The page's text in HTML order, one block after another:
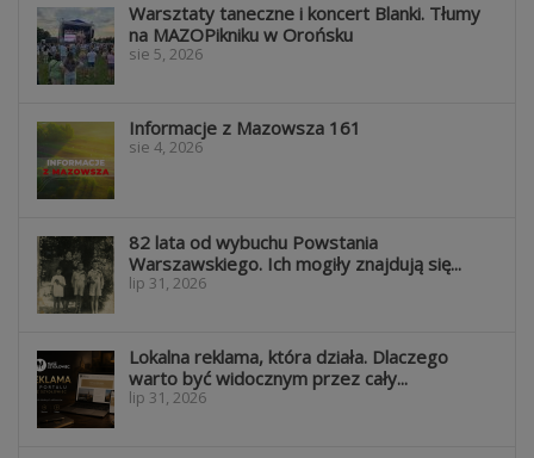
Warsztaty taneczne i koncert Blanki. Tłumy
na MAZOPikniku w Orońsku
sie 5, 2026
Informacje z Mazowsza 161
sie 4, 2026
82 lata od wybuchu Powstania
Warszawskiego. Ich mogiły znajdują się...
lip 31, 2026
Lokalna reklama, która działa. Dlaczego
warto być widocznym przez cały...
lip 31, 2026